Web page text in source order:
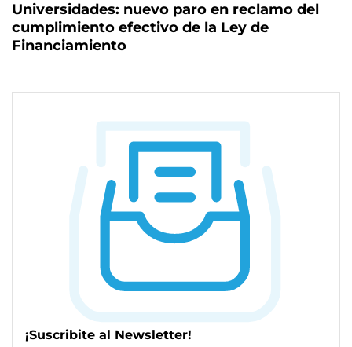
Universidades: nuevo paro en reclamo del
cumplimiento efectivo de la Ley de
Financiamiento
¡Suscribite al Newsletter!